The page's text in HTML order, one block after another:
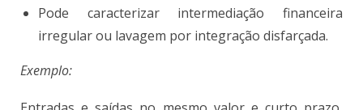
Pode caracterizar intermediação financeira
irregular ou lavagem por integração disfarçada.
Exemplo: